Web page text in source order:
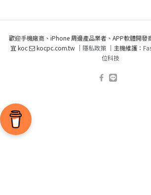
歡迎手機廠商、iPhone 周邊產品業者、APP軟體開發
宜 koc
kocpc.com.tw ｜ 隱私政策｜主機維護：
位科技